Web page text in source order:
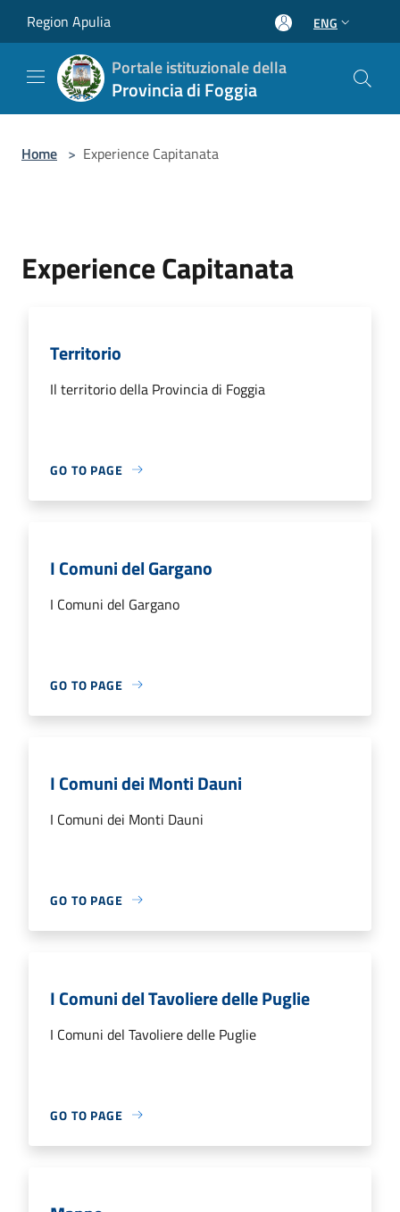
Region Apulia ENG
Portale istituzionale della
Provincia di Foggia
Home > Experience Capitanata
Experience Capitanata
Territorio
Il territorio della Provincia di Foggia
GO TO PAGE
I Comuni del Gargano
I Comuni del Gargano
GO TO PAGE
I Comuni dei Monti Dauni
I Comuni dei Monti Dauni
GO TO PAGE
I Comuni del Tavoliere delle Puglie
I Comuni del Tavoliere delle Puglie
GO TO PAGE